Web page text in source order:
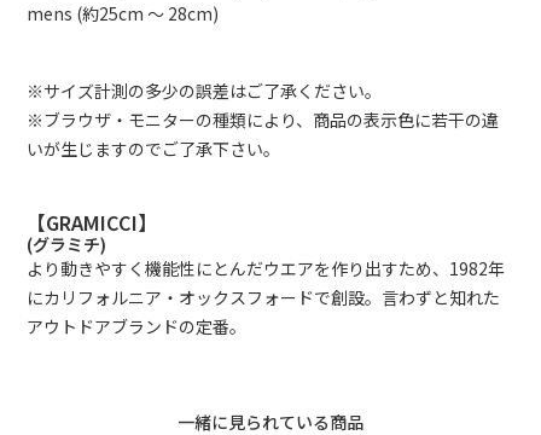
mens (約25cm ～ 28cm)
※サイズ計測の多少の誤差はご了承ください。
※ブラウザ・モニターの種類により、商品の表示色に若干の違
いが生じますのでご了承下さい。
【GRAMICCI】
(グラミチ)
より動きやすく機能性にとんだウエアを作り出すため、1982年
にカリフォルニア・オックスフォードで創設。言わずと知れた
アウトドアブランドの定番。
一緒に見られている商品